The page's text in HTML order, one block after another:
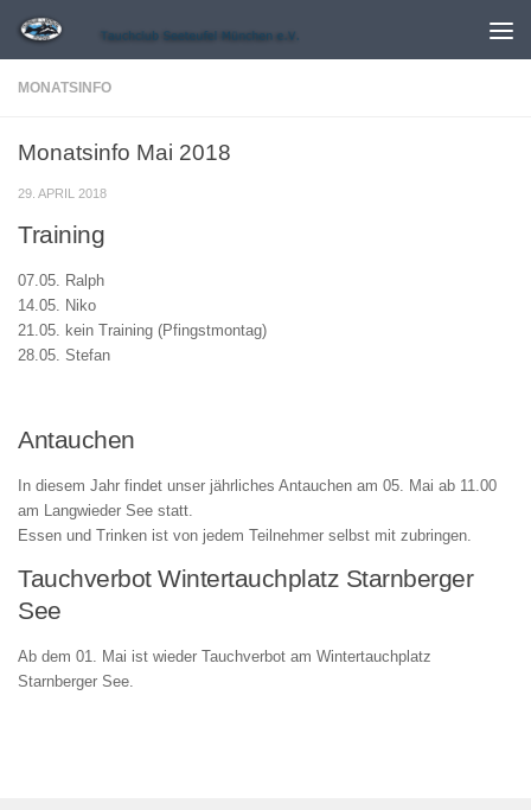
Zum Inhalt springen
MONATSINFO
Monatsinfo Mai 2018
29. APRIL 2018
Training
07.05. Ralph
14.05. Niko
21.05. kein Training (Pfingstmontag)
28.05. Stefan
Antauchen
In diesem Jahr findet unser jährliches Antauchen am 05. Mai ab 11.00
am Langwieder See statt.
Essen und Trinken ist von jedem Teilnehmer selbst mit zubringen.
Tauchverbot Wintertauchplatz Starnberger
See
Ab dem 01. Mai ist wieder Tauchverbot am Wintertauchplatz
Starnberger See.